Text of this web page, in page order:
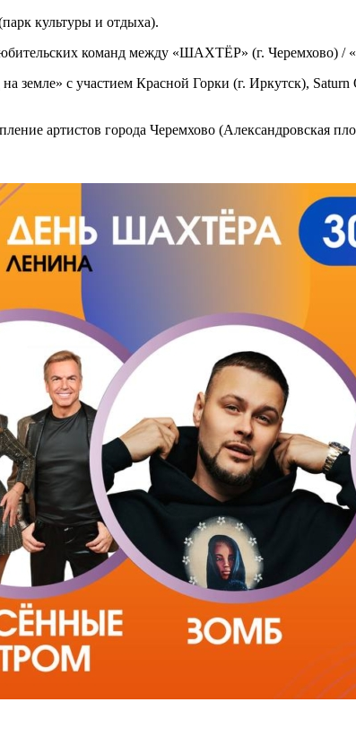
культуры и отдыха).
команд между «ШАХТЁР» (г. Черемхово)
земле» с участием Красной Горки (г. Иркутск),
артистов города Черемхово (Александровская